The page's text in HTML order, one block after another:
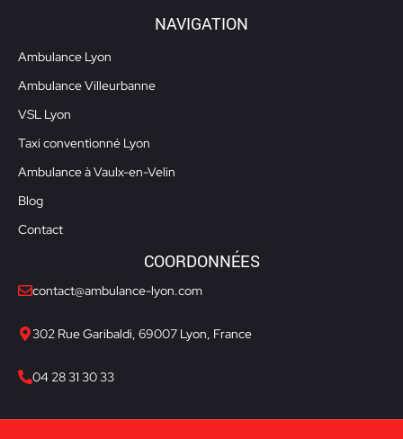
NAVIGATION
Ambulance Lyon
Ambulance Villeurbanne
VSL Lyon
Taxi conventionné Lyon
Ambulance à Vaulx-en-Velin
Blog
Contact
COORDONNÉES
contact@ambulance-lyon.com
302 Rue Garibaldi, 69007 Lyon, France
04 28 31 30 33